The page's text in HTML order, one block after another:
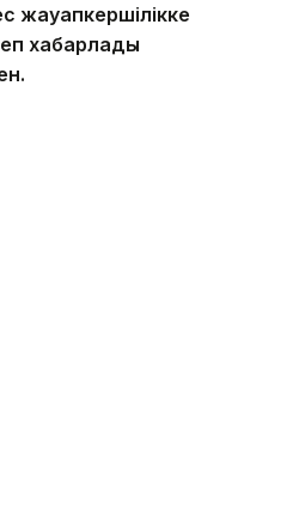
жауапкершілікке
хабарлады